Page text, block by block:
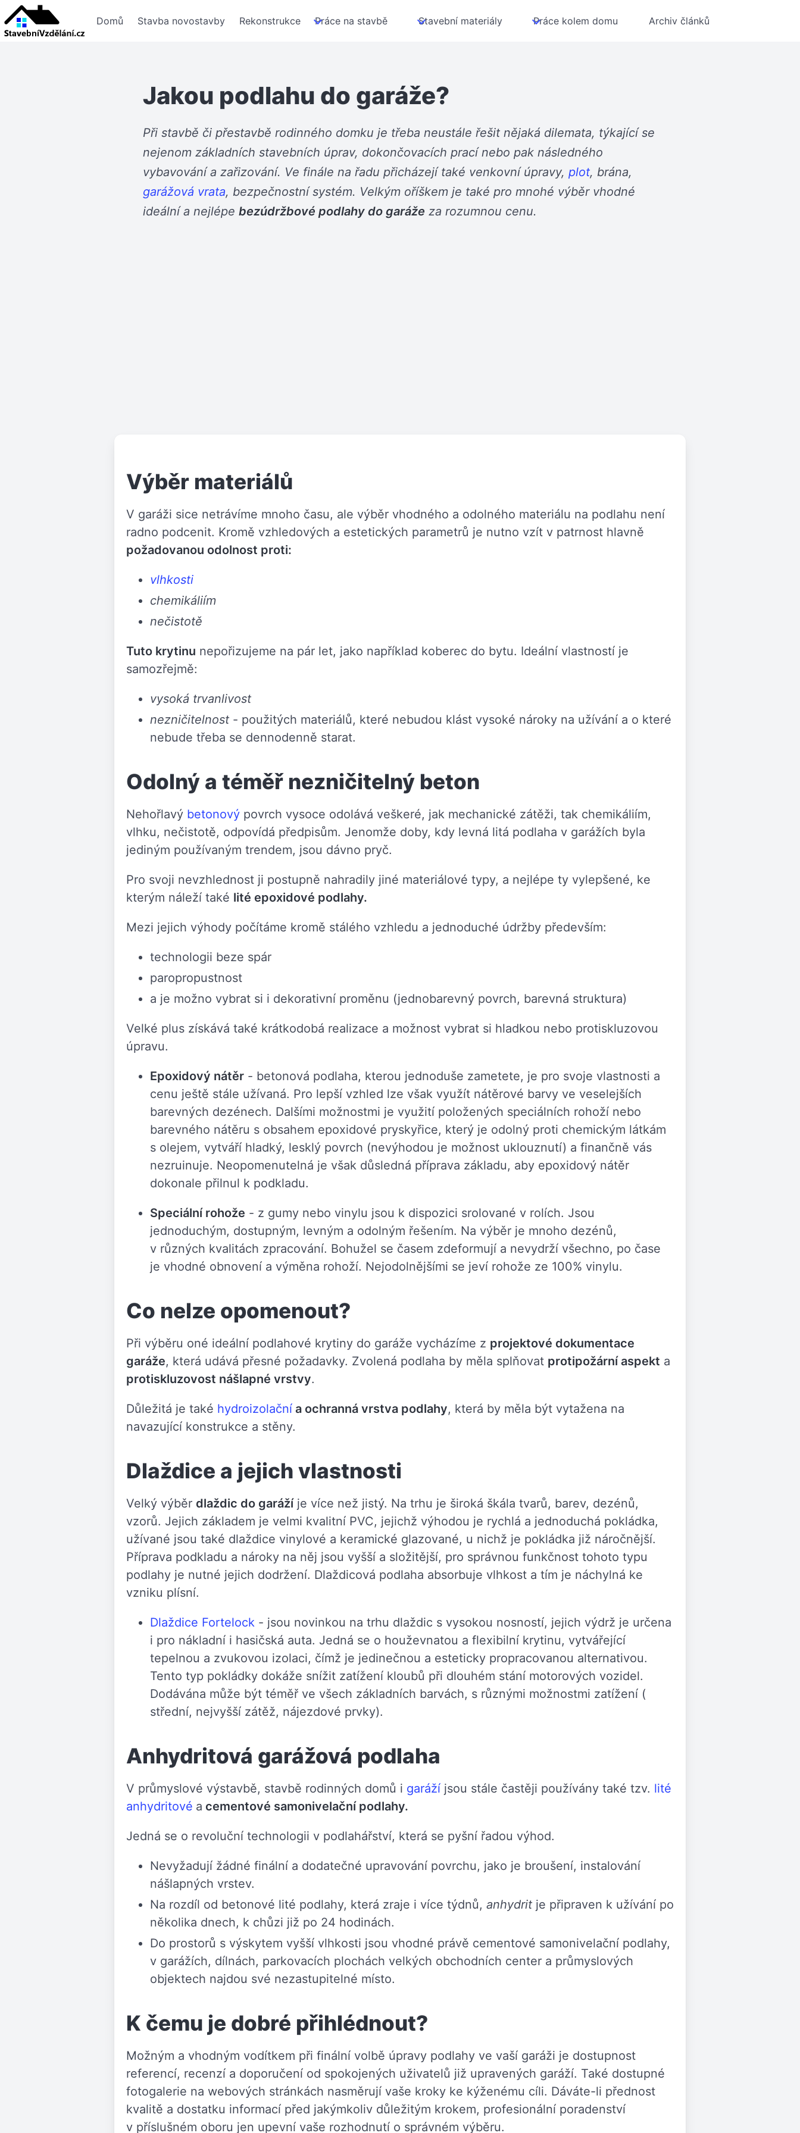
Domů Stavba novostavby Rekonstrukce Práce na stavbě Stavební materiály Práce kolem domu Archiv článků
Jakou podlahu do garáže?
Při stavbě či přestavbě rodinného domku je třeba neustále řešit nějaká dilemata, týkající se
nejenom základních stavebních úprav, dokončovacích prací nebo pak následného
vybavování a zařizování. Ve finále na řadu přicházejí také venkovní úpravy, plot, brána,
garážová vrata, bezpečnostní systém. Velkým oříškem je také pro mnohé výběr vhodné
ideální a nejlépe bezúdržbové podlahy do garáže za rozumnou cenu.
Výběr materiálů
V garáži sice netrávíme mnoho času, ale výběr vhodného a odolného materiálu na podlahu není
radno podcenit. Kromě vzhledových a estetických parametrů je nutno vzít v patrnost hlavně
požadovanou odolnost proti:
vlhkosti
chemikáliím
nečistotě
Tuto krytinu nepořizujeme na pár let, jako například koberec do bytu. Ideální vlastností je
samozřejmě:
vysoká trvanlivost
nezničitelnost - použitých materiálů, které nebudou klást vysoké nároky na užívání a o které
nebude třeba se dennodenně starat.
Odolný a téměř nezničitelný beton
Nehořlavý betonový povrch vysoce odolává veškeré, jak mechanické zátěži, tak chemikáliím,
vlhku, nečistotě, odpovídá předpisům. Jenomže doby, kdy levná litá podlaha v garážích byla
jediným používaným trendem, jsou dávno pryč.
Pro svoji nevzhlednost ji postupně nahradily jiné materiálové typy, a nejlépe ty vylepšené, ke
kterým náleží také lité epoxidové podlahy.
Mezi jejich výhody počítáme kromě stálého vzhledu a jednoduché údržby především:
technologii beze spár
paropropustnost
a je možno vybrat si i dekorativní proměnu (jednobarevný povrch, barevná struktura)
Velké plus získává také krátkodobá realizace a možnost vybrat si hladkou nebo protiskluzovou
úpravu.
Epoxidový nátěr - betonová podlaha, kterou jednoduše zametete, je pro svoje vlastnosti a
cenu ještě stále užívaná. Pro lepší vzhled lze však využít nátěrové barvy ve veselejších
barevných dezénech. Dalšími možnostmi je využití položených speciálních rohoží nebo
barevného nátěru s obsahem epoxidové pryskyřice, který je odolný proti chemickým látkám
s olejem, vytváří hladký, lesklý povrch (nevýhodou je možnost uklouznutí) a finančně vás
nezruinuje. Neopomenutelná je však důsledná příprava základu, aby epoxidový nátěr
dokonale přilnul k podkladu.
Speciální rohože - z gumy nebo vinylu jsou k dispozici srolované v rolích. Jsou
jednoduchým, dostupným, levným a odolným řešením. Na výběr je mnoho dezénů,
v různých kvalitách zpracování. Bohužel se časem zdeformují a nevydrží všechno, po čase
je vhodné obnovení a výměna rohoží. Nejodolnějšími se jeví rohože ze 100% vinylu.
Co nelze opomenout?
Při výběru oné ideální podlahové krytiny do garáže vycházíme z projektové dokumentace
garáže, která udává přesné požadavky. Zvolená podlaha by měla splňovat protipožární aspekt a
protiskluzovost nášlapné vrstvy.
Důležitá je také hydroizolační a ochranná vrstva podlahy, která by měla být vytažena na
navazující konstrukce a stěny.
Dlaždice a jejich vlastnosti
Velký výběr dlaždic do garážíje více než jistý. Na trhu je široká škála tvarů, barev, dezénů,
vzorů. Jejich základem je velmi kvalitní PVC, jejichž výhodou je rychlá a jednoduchá pokládka,
užívané jsou také dlaždice vinylové a keramické glazované, u nichž je pokládka již náročnější.
Příprava podkladu a nároky na něj jsou vyšší a složitější, pro správnou funkčnost tohoto typu
podlahy je nutné jejich dodržení. Dlaždicová podlaha absorbuje vlhkost a tím je náchylná ke
vzniku plísní.
Dlaždice Fortelock - jsou novinkou na trhu dlaždic s vysokou nosností, jejich výdrž je určena
i pro nákladní i hasičská auta. Jedná se o houževnatou a flexibilní krytinu, vytvářející
tepelnou a zvukovou izolaci, čímž je jedinečnou a esteticky propracovanou alternativou.
Tento typ pokládky dokáže snížit zatížení kloubů při dlouhém stání motorových vozidel.
Dodávána může být téměř ve všech základních barvách, s různými možnostmi zatížení (
střední, nejvyšší zátěž, nájezdové prvky).
Anhydritová garážová podlaha
V průmyslové výstavbě, stavbě rodinných domů i garáží jsou stále častěji používány také tzv. lité
anhydritové a cementové samonivelační podlahy.
Jedná se o revoluční technologii v podlahářství, která se pyšní řadou výhod.
Nevyžadují žádné finální a dodatečné upravování povrchu, jako je broušení, instalování
nášlapných vrstev.
Na rozdíl od betonové lité podlahy, která zraje i více týdnů, anhydrit je připraven k užívání po
několika dnech, k chůzi již po 24 hodinách.
Do prostorů s výskytem vyšší vlhkosti jsou vhodné právě cementové samonivelační podlahy,
v garážích, dílnách, parkovacích plochách velkých obchodních center a průmyslových
objektech najdou své nezastupitelné místo.
K čemu je dobré přihlédnout?
Možným a vhodným vodítkem při finální volbě úpravy podlahy ve vaší garáži je dostupnost
referencí, recenzí a doporučení od spokojených uživatelů již upravených garáží. Také dostupné
fotogalerie na webových stránkách nasměrují vaše kroky ke kýženému cíli. Dáváte-li přednost
kvalitě a dostatku informací před jakýmkoliv důležitým krokem, profesionální poradenství
v příslušném oboru jen upevní vaše rozhodnutí o správném výběru.